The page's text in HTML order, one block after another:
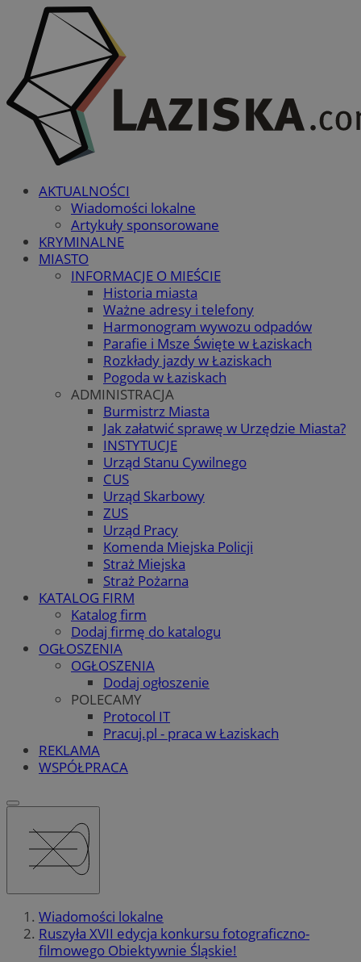
AKTUALNOŚCI
Wiadomości lokalne
Artykuły sponsorowane
KRYMINALNE
MIASTO
INFORMACJE O MIEŚCIE
Historia miasta
Ważne adresy i telefony
Harmonogram wywozu odpadów
Parafie i Msze Święte w Łaziskach
Rozkłady jazdy w Łaziskach
Pogoda w Łaziskach
ADMINISTRACJA
Burmistrz Miasta
Jak załatwić sprawę w Urzędzie Miasta?
INSTYTUCJE
Urząd Stanu Cywilnego
CUS
Urząd Skarbowy
ZUS
Urząd Pracy
Komenda Miejska Policji
Straż Miejska
Straż Pożarna
KATALOG FIRM
Katalog firm
Dodaj firmę do katalogu
OGŁOSZENIA
OGŁOSZENIA
Dodaj ogłoszenie
POLECAMY
Protocol IT
Pracuj.pl - praca w Łaziskach
REKLAMA
WSPÓŁPRACA
Wiadomości lokalne
Ruszyła XVII edycja konkursu fotograficzno-
filmowego Obiektywnie Śląskie!